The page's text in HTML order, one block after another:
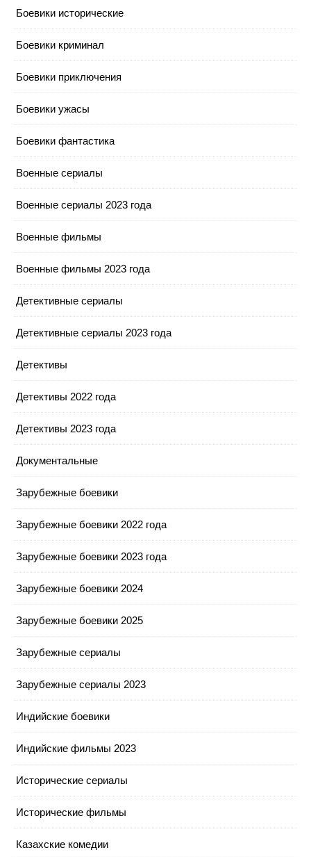
Боевики исторические
Боевики криминал
Боевики приключения
Боевики ужасы
Боевики фантастика
Военные сериалы
Военные сериалы 2023 года
Военные фильмы
Военные фильмы 2023 года
Детективные сериалы
Детективные сериалы 2023 года
Детективы
Детективы 2022 года
Детективы 2023 года
Документальные
Зарубежные боевики
Зарубежные боевики 2022 года
Зарубежные боевики 2023 года
Зарубежные боевики 2024
Зарубежные боевики 2025
Зарубежные сериалы
Зарубежные сериалы 2023
Индийские боевики
Индийские фильмы 2023
Исторические сериалы
Исторические фильмы
Казахские комедии